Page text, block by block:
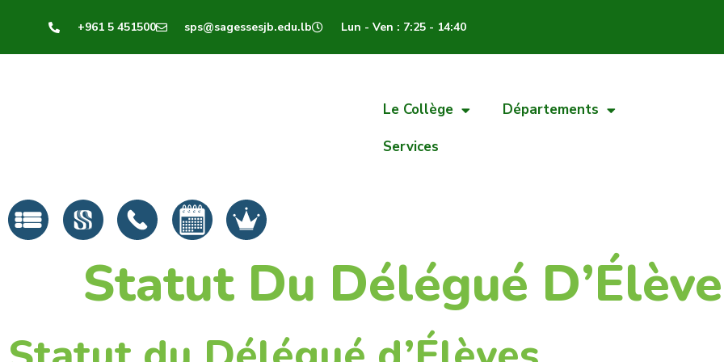
+961 5 451500 sps@sagessesjb.edu.lb Lun - Ven : 7:25 - 14:40
Le Collège
Départements
Services
Statut Du Délégué